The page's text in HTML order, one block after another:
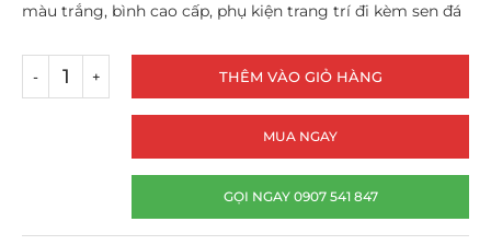
màu trắng, bình cao cấp, phụ kiện trang trí đi kèm sen đá
THÊM VÀO GIỎ HÀNG
MUA NGAY
GỌI NGAY 0907 541 847